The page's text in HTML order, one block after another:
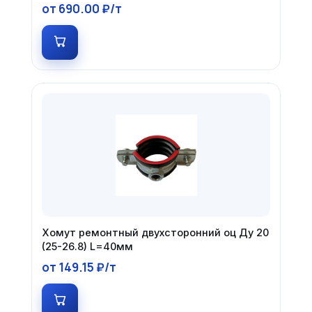
от 690.00 ₽/т
Хомут ремонтный двухсторонний оц Ду 20
(25-26.8) L=40мм
от 149.15 ₽/т